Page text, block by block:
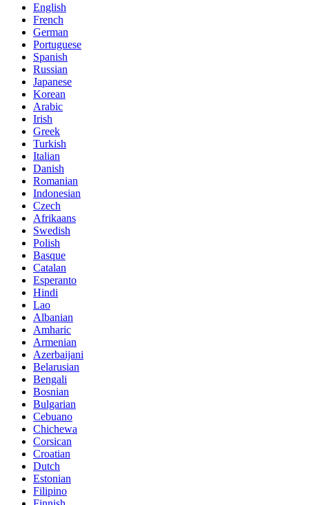
English
French
German
Portuguese
Spanish
Russian
Japanese
Korean
Arabic
Irish
Greek
Turkish
Italian
Danish
Romanian
Indonesian
Czech
Afrikaans
Swedish
Polish
Basque
Catalan
Esperanto
Hindi
Lao
Albanian
Amharic
Armenian
Azerbaijani
Belarusian
Bengali
Bosnian
Bulgarian
Cebuano
Chichewa
Corsican
Croatian
Dutch
Estonian
Filipino